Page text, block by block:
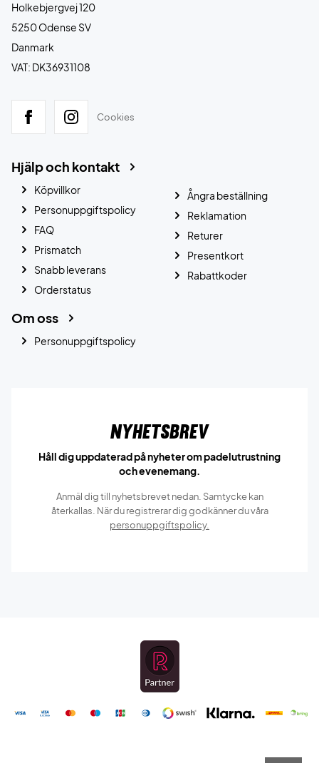
Holkebjergvej 120
5250 Odense SV
Danmark
VAT: DK36931108
Cookies
Hjälp och kontakt
Köpvillkor
Personuppgiftspolicy
FAQ
Prismatch
Snabb leverans
Orderstatus
Ångra beställning
Reklamation
Returer
Presentkort
Rabattkoder
Om oss
Personuppgiftspolicy
Nyhetsbrev
Håll dig uppdaterad på nyheter om padelutrustning
och evenemang.
Anmäl dig till nyhetsbrevet nedan. Samtycke kan
återkallas. När du registrerar dig godkänner du våra
personuppgiftspolicy.